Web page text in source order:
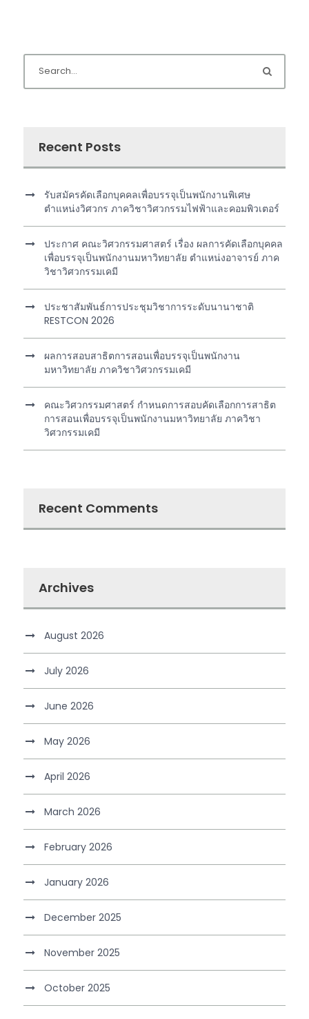
Recent Posts
รับสมัครคัดเลือกบุคคลเพื่อบรรจุเป็นพนักงานพิเศษ
ตำแหน่งวิศวกร ภาควิชาวิศวกรรมไฟฟ้าและคอมพิวเตอร์
ประกาศ คณะวิศวกรรมศาสตร์ เรื่อง ผลการคัดเลือกบุคคล
เพื่อบรรจุเป็นพนักงานมหาวิทยาลัย ตำแหน่งอาจารย์ ภาค
วิชาวิศวกรรมเคมี
ประชาสัมพันธ์การประชุมวิชาการระดับนานาชาติ
RESTCON 2026
ผลการสอบสาธิตการสอนเพื่อบรรจุเป็นพนักงาน
มหาวิทยาลัย ภาควิชาวิศวกรรมเคมี
คณะวิศวกรรมศาสตร์ กำหนดการสอบคัดเลือกการสาธิต
การสอนเพื่อบรรจุเป็นพนักงานมหาวิทยาลัย ภาควิชา
วิศวกรรมเคมี
Recent Comments
Archives
August 2026
July 2026
June 2026
May 2026
April 2026
March 2026
February 2026
January 2026
December 2025
November 2025
October 2025